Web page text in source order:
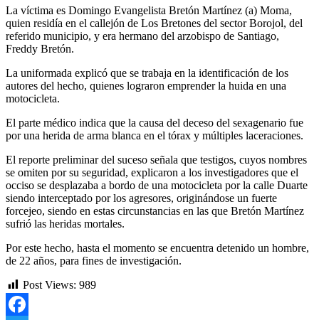
La víctima es Domingo Evangelista Bretón Martínez (a) Moma,
quien residía en el callejón de Los Bretones del sector Borojol, del
referido municipio, y era hermano del arzobispo de Santiago,
Freddy Bretón.
La uniformada explicó que se trabaja en la identificación de los
autores del hecho, quienes lograron emprender la huida en una
motocicleta.
El parte médico indica que la causa del deceso del sexagenario fue
por una herida de arma blanca en el tórax y múltiples laceraciones.
El reporte preliminar del suceso señala que testigos, cuyos nombres
se omiten por su seguridad, explicaron a los investigadores que el
occiso se desplazaba a bordo de una motocicleta por la calle Duarte
siendo interceptado por los agresores, originándose un fuerte
forcejeo, siendo en estas circunstancias en las que Bretón Martínez
sufrió las heridas mortales.
Por este hecho, hasta el momento se encuentra detenido un hombre,
de 22 años, para fines de investigación.
Post Views: 989